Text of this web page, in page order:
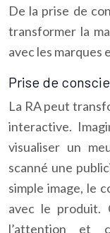
De la prise de
transformer la
avec les marques
Prise de
La RA peut
interactive.
visualiser un
scanné une
simple image, le
avec le produit.
l’attention et